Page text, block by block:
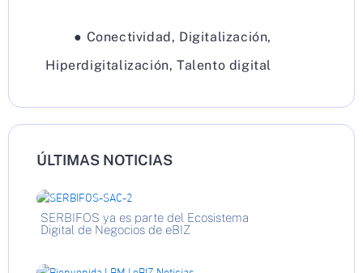
● Conectividad, Digitalización,
Hiperdigitalización, Talento digital
ÚLTIMAS NOTICIAS
SERBIFOS ya es parte del Ecosistema
Digital de Negocios de eBIZ